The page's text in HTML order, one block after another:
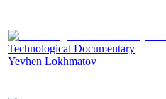
Technological Documentary
Yevhen Lokhmatov